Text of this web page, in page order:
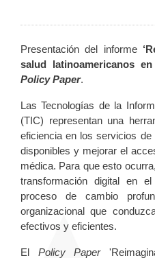
Presentación del informe
salud latinoamericanos
Policy Paper.
Las Tecnologías de la
(TIC) representan una
eficiencia en los servicios
disponibles y mejorar el
médica. Para que esto
transformación digital en
proceso de cambio
organizacional que
efectivos y eficientes.
El Policy Paper